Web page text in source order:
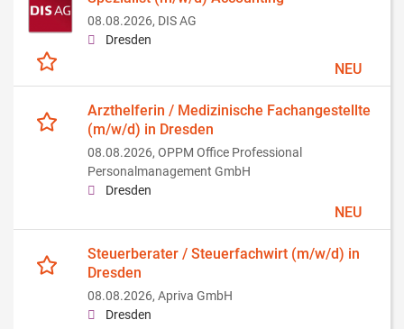
08.08.2026, DIS AG
Dresden
NEU
Arzthelferin / Medizinische Fachangestellte
(m/w/d) in Dresden
08.08.2026, OPPM Office Professional
Personalmanagement GmbH
Dresden
NEU
Steuerberater / Steuerfachwirt (m/w/d) in
Dresden
08.08.2026, Apriva GmbH
Dresden